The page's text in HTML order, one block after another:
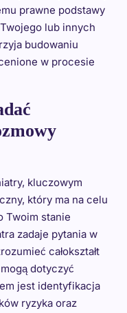
prawne podstawy
lub innych
budowaniu
w procesie
kluczowym
który ma na celu
Twoim stanie
zadaje pytania w
całokształt
dotyczyć
jest identyfikacja
ryzyka oraz